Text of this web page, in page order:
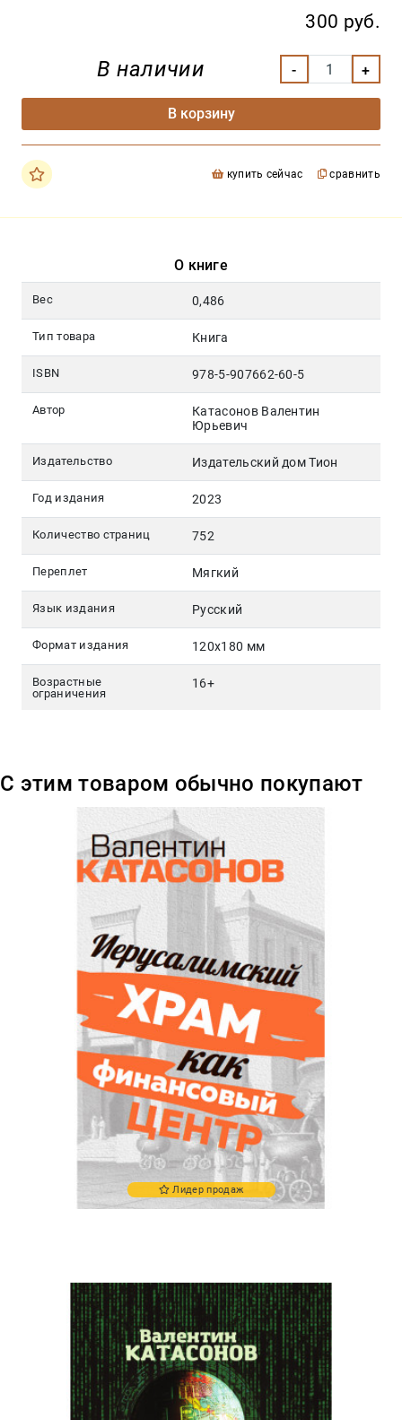
300 руб.
В наличии
В корзину
купить сейчас сравнить
О книге
Вес 0,486
Тип товара Книга
ISBN 978-5-907662-60-5
Автор
Катасонов Валентин
Юрьевич
Издательство Издательский дом Тион
Год издания 2023
Количество страниц 752
Переплет Мягкий
Язык издания Русский
Формат издания 120х180 мм
Возрастные
ограничения
16+
С этим товаром обычно покупают
Лидер продаж